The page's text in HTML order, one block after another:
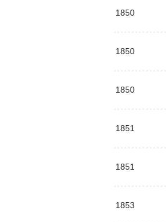
1850
1850
1850
1851
1851
1853